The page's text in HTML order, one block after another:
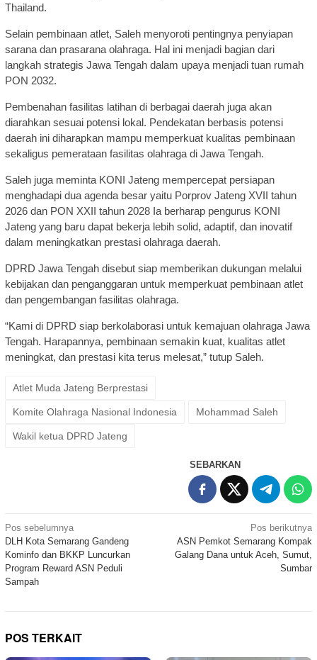
Thailand.
Selain pembinaan atlet, Saleh menyoroti pentingnya penyiapan
sarana dan prasarana olahraga. Hal ini menjadi bagian dari
langkah strategis Jawa Tengah dalam upaya menjadi tuan rumah
PON 2032.
Pembenahan fasilitas latihan di berbagai daerah juga akan
diarahkan sesuai potensi lokal. Pendekatan berbasis potensi
daerah ini diharapkan mampu memperkuat kualitas pembinaan
sekaligus pemerataan fasilitas olahraga di Jawa Tengah.
Saleh juga meminta KONI Jateng mempercepat persiapan
menghadapi dua agenda besar yaitu Porprov Jateng XVII tahun
2026 dan PON XXII tahun 2028 Ia berharap pengurus KONI
Jateng yang baru dapat bekerja lebih solid, adaptif, dan inovatif
dalam meningkatkan prestasi olahraga daerah.
DPRD Jawa Tengah disebut siap memberikan dukungan melalui
kebijakan dan penganggaran untuk memperkuat pembinaan atlet
dan pengembangan fasilitas olahraga.
“Kami di DPRD siap berkolaborasi untuk kemajuan olahraga Jawa
Tengah. Harapannya, pembinaan semakin kuat, kualitas atlet
meningkat, dan prestasi kita terus melesat,” tutup Saleh.
Atlet Muda Jateng Berprestasi
Komite Olahraga Nasional Indonesia Mohammad Saleh
Wakil ketua DPRD Jateng
SEBARKAN
Navigasi
pos
Pos sebelumnya
DLH Kota Semarang Gandeng
Kominfo dan BKKP Luncurkan
Program Reward ASN Peduli
Sampah
Pos berikutnya
ASN Pemkot Semarang Kompak
Galang Dana untuk Aceh, Sumut,
Sumbar
POS TERKAIT